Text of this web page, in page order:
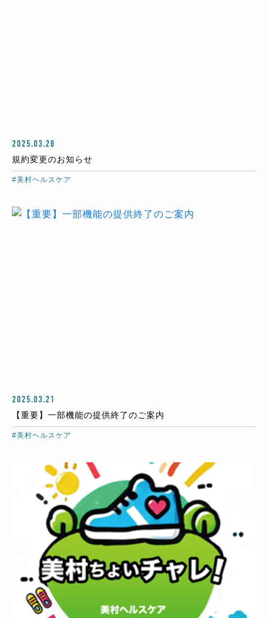
2025.03.28
規約変更のお知らせ
#美村ヘルスケア
2025.03.21
【重要】一部機能の提供終了のご案内
#美村ヘルスケア